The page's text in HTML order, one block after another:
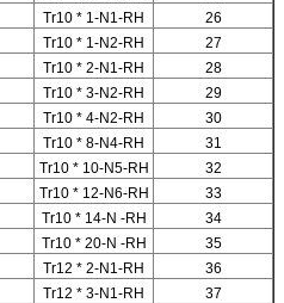
26
Tr10 * 1-N1-RH
27
Tr10 * 1-N2-RH
28
Tr10 * 2-N1-RH
29
Tr10 * 3-N2-RH
30
Tr10 * 4-N2-RH
31
Tr10 * 8-N4-RH
32
Tr10 * 10-N5-RH
33
Tr10 * 12-N6-RH
34
Tr10 * 14-N -RH
35
Tr10 * 20-N -RH
36
Tr12 * 2-N1-RH
37
Tr12 * 3-N1-RH